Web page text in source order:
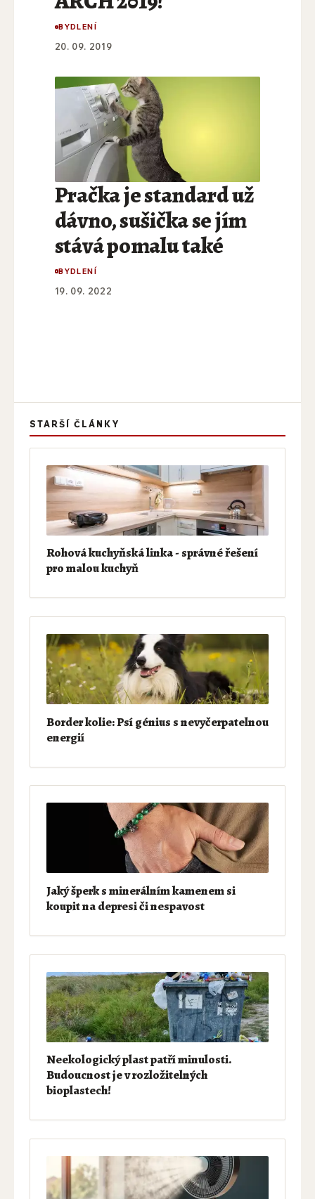
BYDLENÍ
20. 09. 2019
Pračka je standard už
dávno, sušička se jím
stává pomalu také
BYDLENÍ
19. 09. 2022
STARŠÍ ČLÁNKY
Rohová kuchyňská linka - správné řešení
pro malou kuchyň
Border kolie: Psí génius s nevyčerpatelnou
energií
Jaký šperk s minerálním kamenem si
koupit na depresi či nespavost
Neekologický plast patří minulosti.
Budoucnost je v rozložitelných
bioplastech!